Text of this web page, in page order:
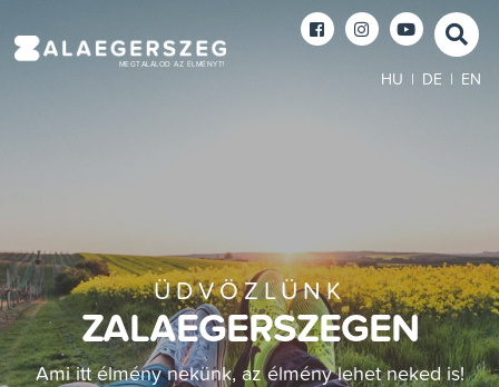
MEGTALÁLOD AZ ÉLMÉNYT!
HU DE EN
ÜDVÖZLÜNK
ZALAEGERSZEGEN
Ami itt élmény nekünk, az élmény lehet neked is!